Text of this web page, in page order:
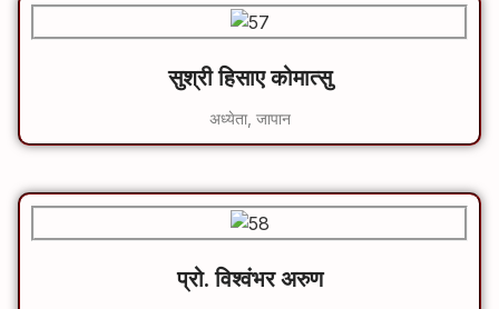
सुश्री हिसाए कोमात्सु
अध्येता, जापान
प्रो. विश्‍वंभर अरुण